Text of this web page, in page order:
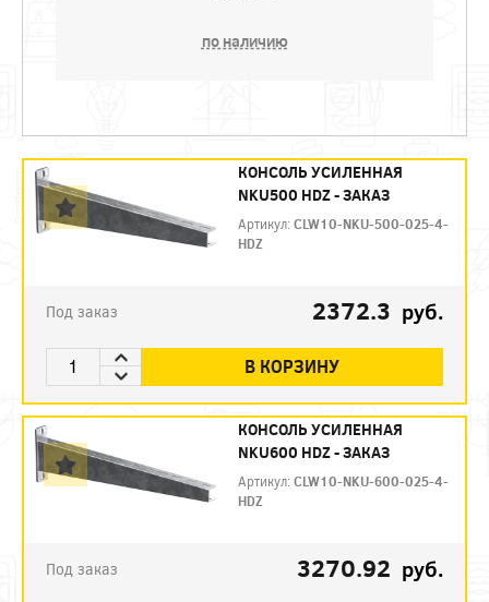
по наличию
КОНСОЛЬ УСИЛЕННАЯ
NKU500 HDZ - ЗАКАЗ
Артикул:CLW10-NKU-500-025-4-
HDZ
Под заказ 2372.3 руб.
В КОРЗИНУ
КОНСОЛЬ УСИЛЕННАЯ
NKU600 HDZ - ЗАКАЗ
Артикул:CLW10-NKU-600-025-4-
HDZ
Под заказ 3270.92 руб.